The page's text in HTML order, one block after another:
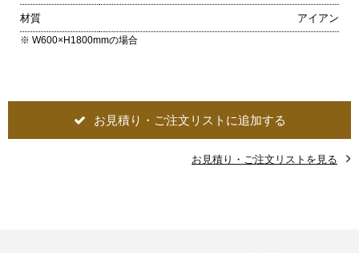
材質 アイアン
※ W600×H1800mmの場合
お見積り・ご注文リストに追加する
お見積り・ご注文リストを見る